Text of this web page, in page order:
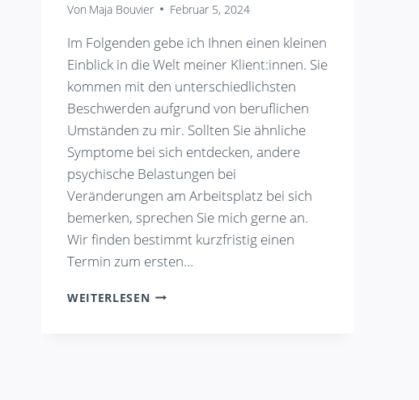
Von Maja Bouvier Februar 5, 2024
Im Folgenden gebe ich Ihnen einen kleinen
Einblick in die Welt meiner Klient:innen. Sie
kommen mit den unterschiedlichsten
Beschwerden aufgrund von beruflichen
Umständen zu mir. Sollten Sie ähnliche
Symptome bei sich entdecken, andere
psychische Belastungen bei
Veränderungen am Arbeitsplatz bei sich
bemerken, sprechen Sie mich gerne an.
Wir finden bestimmt kurzfristig einen
Termin zum ersten…
WEITERLESENEINBLICK